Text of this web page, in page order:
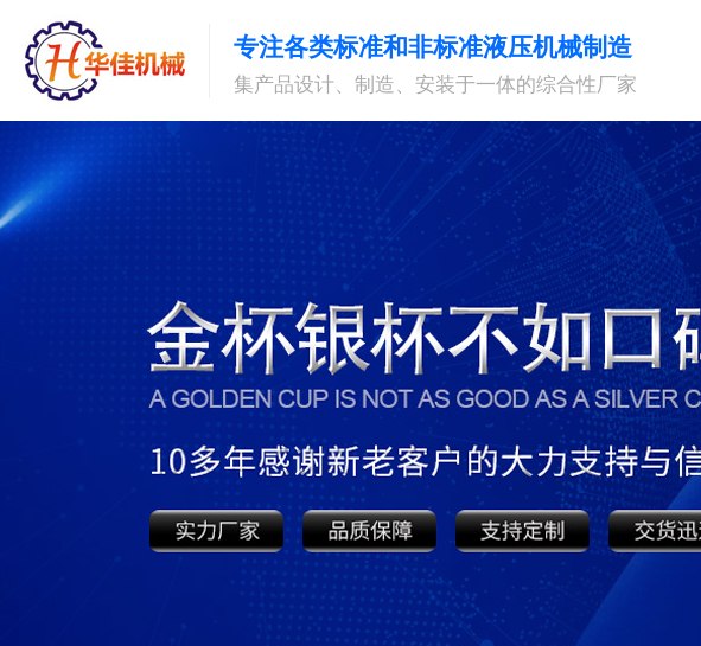
专注各类标准和非标准液压机械制造
集产品设计、制造、安装于一体的综合性厂家